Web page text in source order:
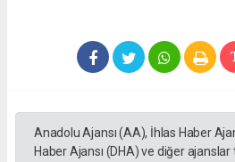
Anadolu Ajansı (AA), İhlas Haber
Haber Ajansı (DHA) ve diğer